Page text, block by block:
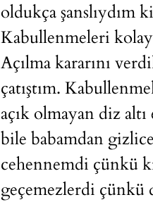
oldukça şanslıydım
Kabullenmeleri
Açılma kararını
çatıştım.
açık olmayan diz
bile babamdan
cehennemdi çünkü
geçemezlerdi çünkü